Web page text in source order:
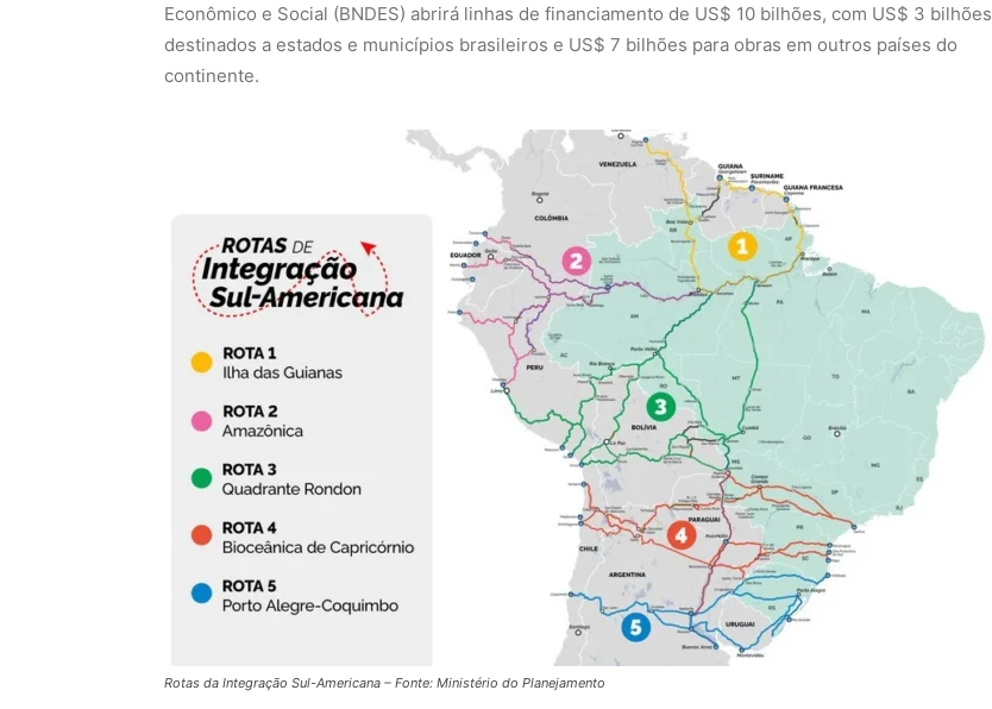
Econômico e Social (BNDES) abrirá linhas de financiamento de US$ 10 bilhões, com US$ 3 bilhões
destinados a estados e municípios brasileiros e US$ 7 bilhões para obras em outros países do
continente.
Rotas da Integração Sul-Americana – Fonte: Ministério do Planejamento